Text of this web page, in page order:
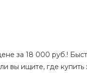
за 18 000 руб.!
вы ищите, где